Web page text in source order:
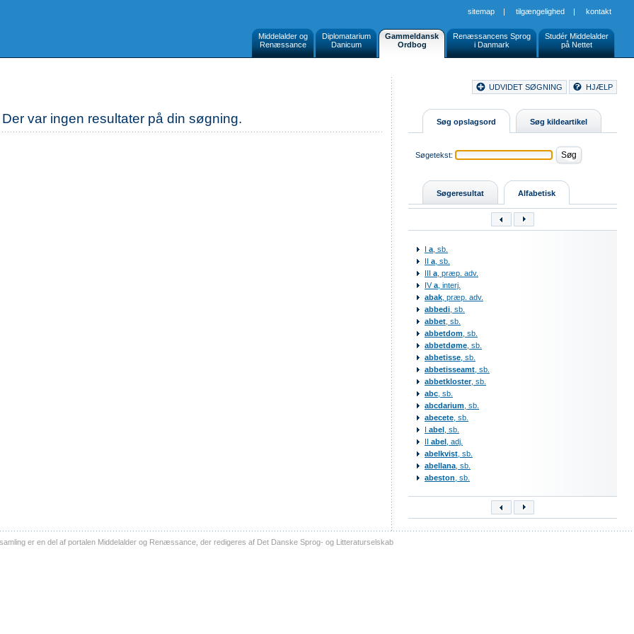
sitemap | tilgængelighed | kontakt
Middelalder og
Renæssance
Diplomatarium
Danicum
Gammeldansk
Ordbog
Renæssancens Sprog
i Danmark
Studér Middelalder
på Nettet
Der var ingen resultater på din søgning.
UDVIDET SØGNING HJÆLP
Søg opslagsord Søg kildeartikel
Søgetekst:
Søgeresultat Alfabetisk
I a , sb.
II a , sb.
III a , præp. adv.
IVa , interj.
abak , præp. adv.
abbedi , sb.
abbet , sb.
abbetdom , sb.
abbetdøme , sb.
abbetisse , sb.
abbetisseamt , sb.
abbetkloster, sb.
abc , sb.
abcdarium , sb.
abecete , sb.
I abel , sb.
II abel , adj.
abelkvist , sb.
abellana , sb.
abeston , sb.
er en del af portalen Middelalder og Renæssance, der redigeres af Det Danske Sprog- og Litteraturselskab